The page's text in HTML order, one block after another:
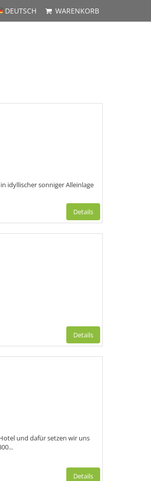
DEUTSCH WARENKORB
idyllischer sonniger Alleinlage
Details
Details
und dafür setzen wir uns
Details